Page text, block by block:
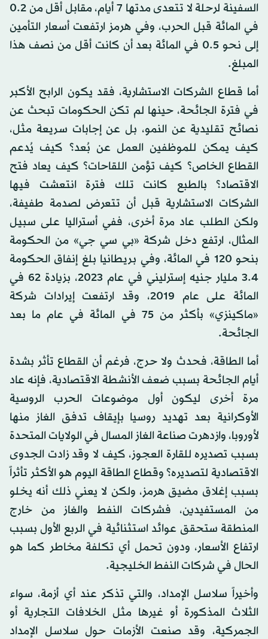
السفينة لرحلة لا تتعدى مدتها 7 أيام، مقابل أقل من 0.2
في المائة قبل الحرب، وفي هرمز ارتفعت أسعار التأمين
إلى نحو 0.5 في المائة بعد أن كانت أقل من نصف هذا
المبلغ.
أما قطاع الشركات الاستشارية، فقد يكون الرابح الأكبر
في فترة الجائحة، حينها لم تكن الحكومات تبحث عن
نصائح تقليدية عن النمو، بل عن إجابات سريعة مثل،
كيف يمكن للموظفين العمل عن بُعد؟ كيف يُدعم
القطاع الخاص؟ كيف تؤمن اللقاحات؟ كيف يعاد فتح
الاقتصاد؟ بالطبع كانت تلك فترة انتعشت فيها
الشركات الاستشارية قبل أن تتعرض لصدمة طفيفة،
ولكن الطلب عاد مرة أخرى، ففي أستراليا على سبيل
المثال، ارتفع دخل شركة «بي سي جي» من الحكومة
بنحو 120 في المائة، وفي بريطانيا بلغ إنفاق الحكومة
3.4 مليار جنيه إسترليني في عام 2023، بزيادة 62 في
المائة على عام 2019، وقد ارتفعت إيرادات شركة
«ماكينزي» بأكثر من 75 في المائة في عام ما بعد
الجائحة.
أما الطاقة، فحدث ولا حرج، فرغم أن القطاع تأثر بشدة
أيام الجائحة بسبب ضعف الأنشطة الاقتصادية، فإنه عاد
مرة أخرى ليكون أول موضوعات الحرب الروسية
الأوكرانية بعد تهديد روسيا بإيقاف تدفق الغاز منها
لأوروبا، وازدهرت صناعة الغاز المسال في الولايات المتحدة
بسبب تصديره للقارة العجوز، كيف لا وقد زادت الجدوى
الاقتصادية لتصديره؟ وقطاع الطاقة اليوم هو الأكثر تأثراً
بسبب إغلاق مضيق هرمز، ولكن لا يعني ذلك أنه يخلو
من المستفيدين، فشركات النفط والغاز من خارج
المنطقة ستحقق عوائد استثنائية في الربع الأول بسبب
ارتفاع الأسعار، ودون تحمل أي تكلفة مخاطر كما هو
الحال في شركات النفط الخليجية.
وأخيراً سلاسل الإمداد، والتي تذكر عند أي أزمة، سواء
الثلاث المذكورة أو غيرها مثل الخلافات التجارية أو
الجمركية، وقد صنعت الأزمات حول سلاسل الإمداد